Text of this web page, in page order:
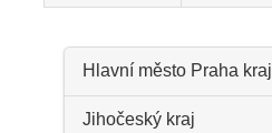
Hlavní město Praha kraj
Jihočeský kraj